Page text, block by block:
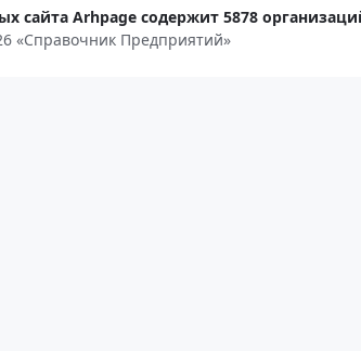
сайта Arhpage содержит 5878
«Справочник Предприятий»